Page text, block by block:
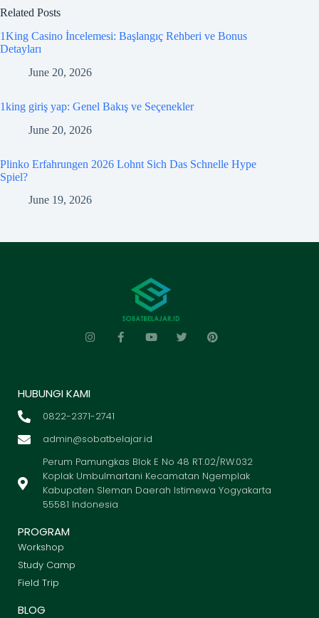
Related Posts
1King Casino İncelemesi: Başlangıç Rehberi ve Bonus
Detayları
June 20, 2026
1king giriş yap: Genel Bakış ve Seçenekler
June 20, 2026
Plinko Erfahrungen 2026 Lohnt Sich Das Schnelle Hype
Spiel?
June 19, 2026
HUBUNGI KAMI
0822-2371-2741
admin@sobatbelajar.id
Perum Pamungkas Blok E No 48 RT.02/RW.032
Koplak Umbulmartani Kecamatan Ngemplak
Kabupaten Sleman Daerah Istimewa Yogyakarta
55581 Indonesia
PROGRAM
Workshop
Study Camp
Field Trip
BLOG